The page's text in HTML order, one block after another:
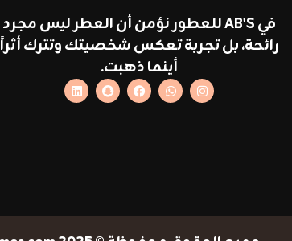
في AB'S للعطور نؤمن أن العطر ليس مجرد
رائحة، بل تجربة تعكس شخصيتك وتترك أثراً
أينما ذهبت.